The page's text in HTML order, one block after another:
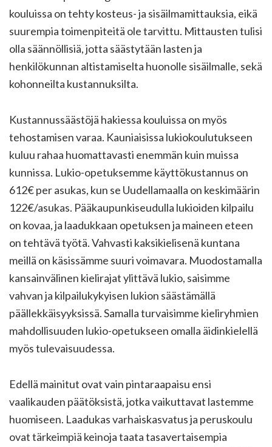
kouluissa on tehty kosteus- ja sisäilmamittauksia, eikä
suurempia toimenpiteitä ole tarvittu. Mittausten tulisi
olla säännöllisiä, jotta säästytään lasten ja
henkilökunnan altistamiselta huonolle sisäilmalle, sekä
kohonneilta kustannuksilta.
Kustannussäästöjä hakiessa kouluissa on myös
tehostamisen varaa. Kauniaisissa lukiokoulutukseen
kuluu rahaa huomattavasti enemmän kuin muissa
kunnissa. Lukio-opetuksemme käyttökustannus on
612€ per asukas, kun se Uudellamaalla on keskimäärin
122€/asukas. Pääkaupunkiseudulla lukioiden kilpailu
on kovaa, ja laadukkaan opetuksen ja maineen eteen
on tehtävä työtä. Vahvasti kaksikielisenä kuntana
meillä on käsissämme suuri voimavara. Muodostamalla
kansainvälinen kielirajat ylittävä lukio, saisimme
vahvan ja kilpailukykyisen lukion säästämällä
päällekkäisyyksissä. Samalla turvaisimme kieliryhmien
mahdollisuuden lukio-opetukseen omalla äidinkielellä
myös tulevaisuudessa.
Edellä mainitut ovat vain pintaraapaisu ensi
vaalikauden päätöksistä, jotka vaikuttavat lastemme
huomiseen. Laadukas varhaiskasvatus ja peruskoulu
ovat tärkeimpiä keinoja taata tasavertaisempia